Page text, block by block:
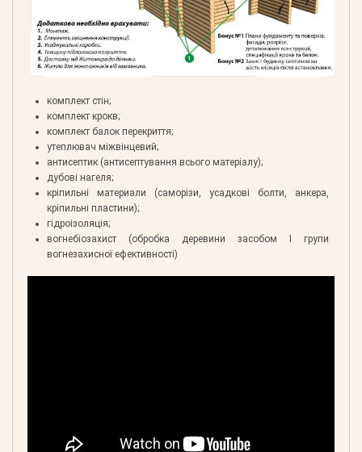
комплект стін;
комплект крокв;
комплект балок перекриття;
утеплювач міжвінцевий;
антисептик (антисептування всього матеріалу);
дубові нагеля;
кріпильні материали (саморізи, усадкові болти, анкера,
кріпильні пластини);
гідроізоляція;
вогнебіозахист (обробка деревини засобом І групи
вогнезахисної ефективності)